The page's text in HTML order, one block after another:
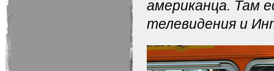
американца. Там
телевидения и